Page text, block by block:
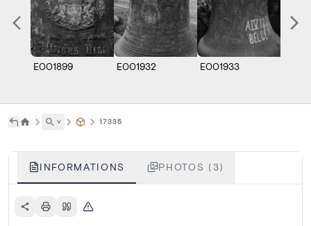
E001899 E001932 E001933
˅ 17335
INFORMATIONS PHOTOS (3)